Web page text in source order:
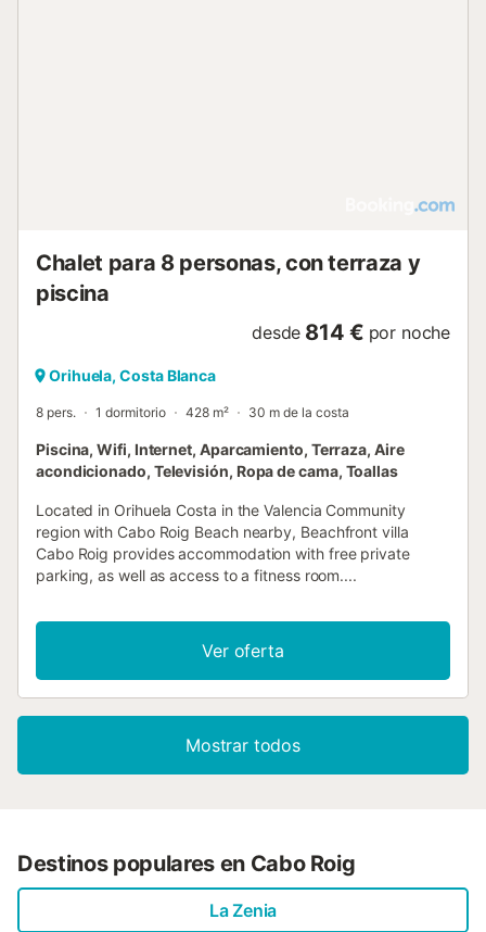
Chalet para 8 personas, con terraza y
piscina
desde 814 € por noche
Orihuela, Costa Blanca
8 pers. 1 dormitorio 428 m² 30 m de la costa
Piscina, Wifi, Internet, Aparcamiento, Terraza, Aire
acondicionado, Televisión, Ropa de cama, Toallas
Located in Orihuela Costa in the Valencia Community
region with Cabo Roig Beach nearby, Beachfront villa
Cabo Roig provides accommodation with free private
parking, as well as access to a fitness room....
Ver oferta
Mostrar todos
Destinos populares en Cabo Roig
La Zenia